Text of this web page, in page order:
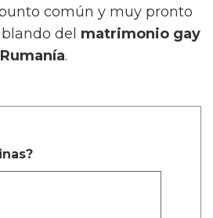
común y muy pronto
del matrimonio gay
Rumanía.